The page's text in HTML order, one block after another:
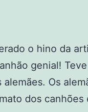
o hino da
genial!
Os
dos canhões